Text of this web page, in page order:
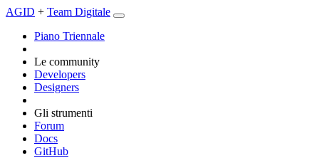
AGID + Team Digitale
Piano Triennale
Le community
Developers
Designers
Gli strumenti
Forum
Docs
GitHub